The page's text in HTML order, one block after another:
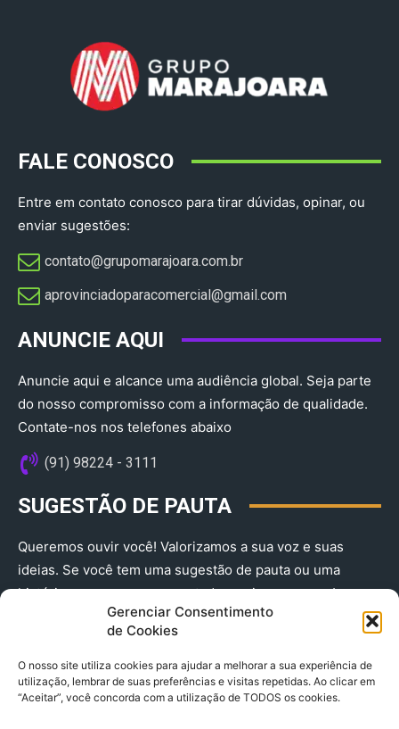
Gerenciar Consentimento
de Cookies
O nosso site utiliza cookies para ajudar a melhorar a sua experiência de
utilização, lembrar de suas preferências e visitas repetidas. Ao clicar em
“Aceitar”, você concorda com a utilização de TODOS os cookies.
FALE CONOSCO
Entre em contato conosco para tirar dúvidas, opinar, ou
enviar sugestões:
contato@grupomarajoara.com.br
aprovinciadoparacomercial@gmail.com​
ANUNCIE AQUI
Anuncie aqui e alcance uma audiência global. Seja parte
do nosso compromisso com a informação de qualidade.
Contate-nos nos telefones abaixo
(91) 98224 - 3111
SUGESTÃO DE PAUTA
Queremos ouvir você! Valorizamos a sua voz e suas
ideias. Se você tem uma sugestão de pauta ou uma
história que merece ser contada, envie-nos agora!
(91) 98224 - 3111